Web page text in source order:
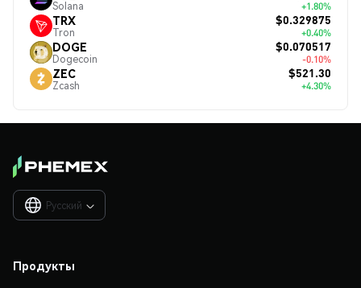
Solana +1.80%
TRX
Tron
$0.329875
+0.40%
DOGE
Dogecoin
$0.070517
-0.10%
ZEC
Zcash
$521.30
+4.30%
Русский 
Продукты